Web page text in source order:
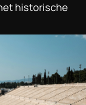
historische